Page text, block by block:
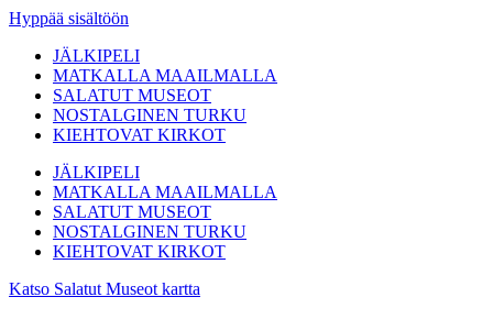
Hyppää sisältöön
JÄLKIPELI
MATKALLA MAAILMALLA
SALATUT MUSEOT
NOSTALGINEN TURKU
KIEHTOVAT KIRKOT
JÄLKIPELI
MATKALLA MAAILMALLA
SALATUT MUSEOT
NOSTALGINEN TURKU
KIEHTOVAT KIRKOT
Katso Salatut Museot kartta